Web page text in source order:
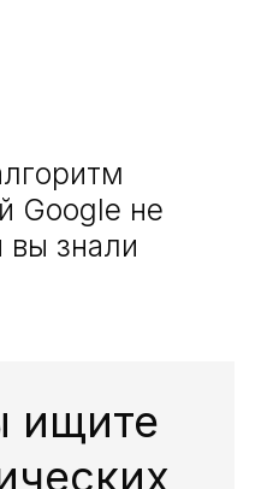
Google не
вы знали
ищите